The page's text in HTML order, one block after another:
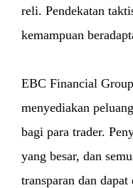
reli. Pendekatan
kemampuan
EBC Financial
menyediakan
bagi para trader.
yang besar, dan
transparan dan